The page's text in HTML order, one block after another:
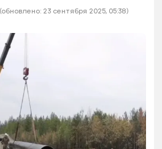
(обновлено: 23 сентября 2025, 05:38)